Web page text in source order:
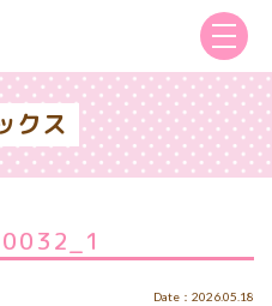
クス
Date：2026.05.18